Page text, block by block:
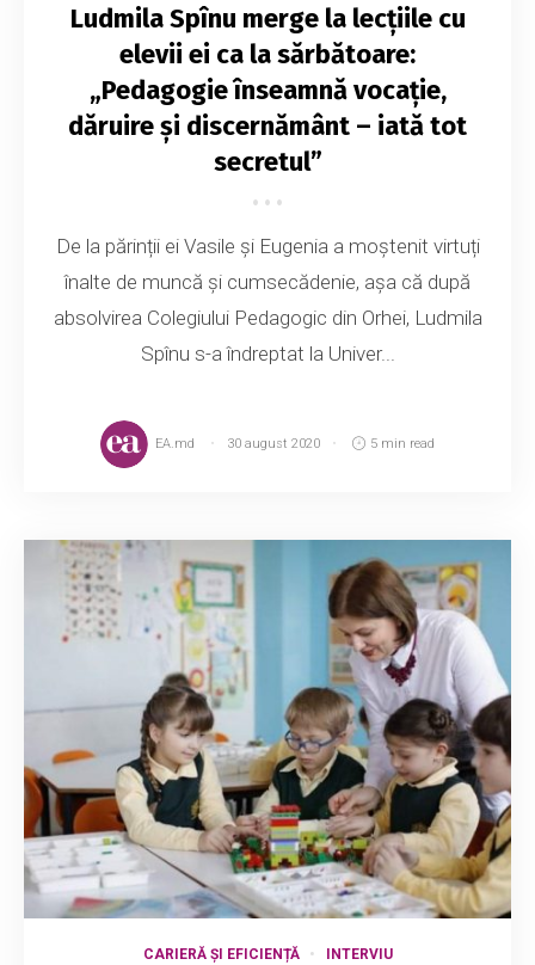
Ludmila Spînu merge la lecțiile cu
elevii ei ca la sărbătoare:
„Pedagogie înseamnă vocație,
dăruire și discernământ – iată tot
secretul”
De la părinții ei Vasile și Eugenia a moștenit virtuți
înalte de muncă și cumsecădenie, așa că după
absolvirea Colegiului Pedagogic din Orhei, Ludmila
Spînu s-a îndreptat la Univer...
EA.md 30 august 2020 5 min read
CARIERĂ ȘI EFICIENȚĂ INTERVIU